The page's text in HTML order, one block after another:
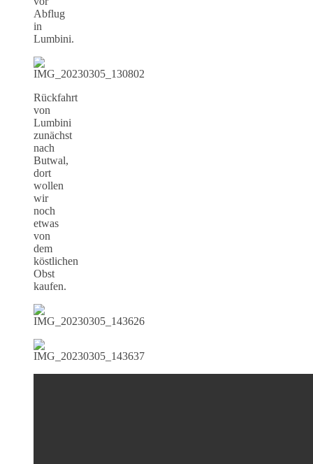
Abflug
in
Lumbini.
Rückfahrt
von
Lumbini
zunächst
nach
Butwal,
dort
wollen
wir
noch
etwas
von
dem
köstlichen
Obst
kaufen.